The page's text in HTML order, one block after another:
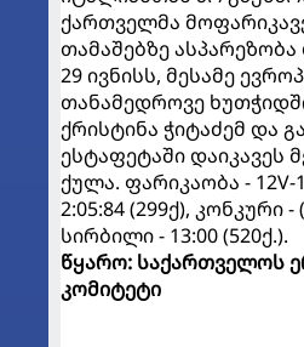
ქართველმა
თამაშებზე
29 ივნისს, მესამე
თანამედროვე
ქრისტინა ჭიტაძემ და
ესტაფეტაში დაიკავეს
ქულა. ფარიკაობა - 12V-
2:05:84 (299ქ), კონკური
სირბილი - 13:00 (520ქ.).
წყარო: საქართველოს
კომიტეტი